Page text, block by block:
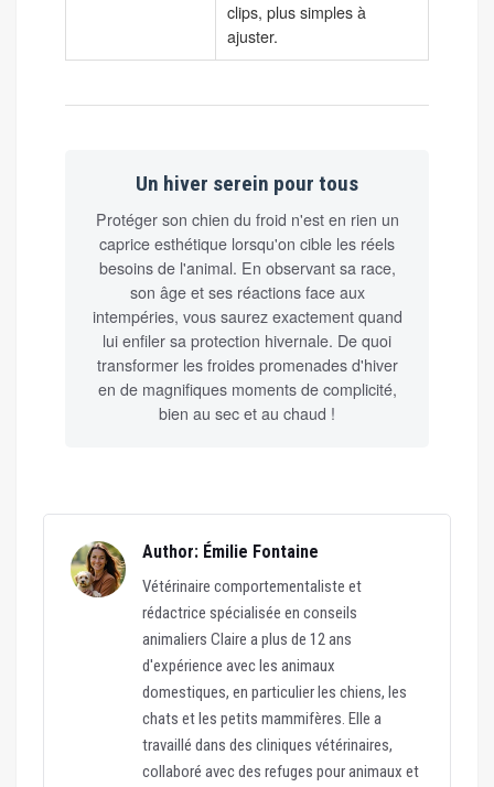
clips, plus simples à
ajuster.
Un hiver serein pour tous
Protéger son chien du froid n'est en rien un
caprice esthétique lorsqu'on cible les réels
besoins de l'animal. En observant sa race,
son âge et ses réactions face aux
intempéries, vous saurez exactement quand
lui enfiler sa protection hivernale. De quoi
transformer les froides promenades d'hiver
en de magnifiques moments de complicité,
bien au sec et au chaud !
Author: Émilie Fontaine
Vétérinaire comportementaliste et
rédactrice spécialisée en conseils
animaliers Claire a plus de 12 ans
d'expérience avec les animaux
domestiques, en particulier les chiens, les
chats et les petits mammifères. Elle a
travaillé dans des cliniques vétérinaires,
collaboré avec des refuges pour animaux et